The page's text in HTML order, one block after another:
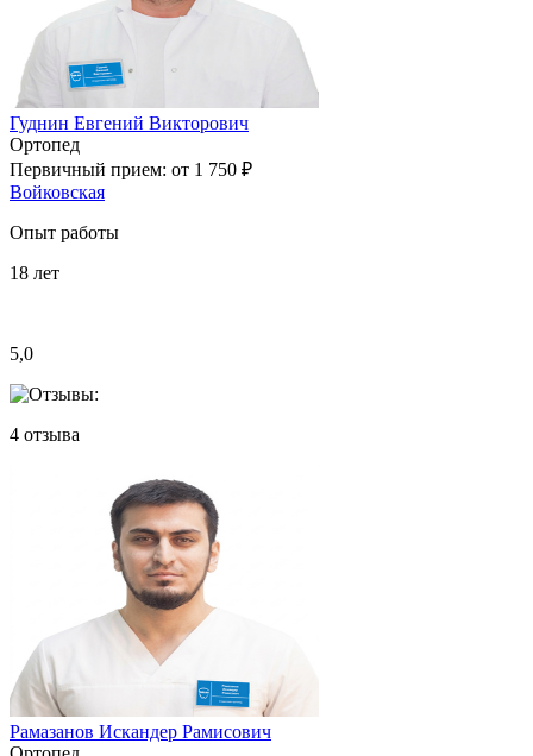
Гуднин Евгений Викторович
Ортопед
Первичный прием: от 1 750 ₽
Войковская
Опыт работы
18 лет
5,0
4 отзыва
Рамазанов Искандер Рамисович